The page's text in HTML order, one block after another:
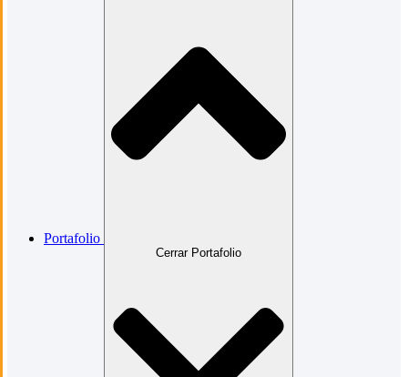
Portafolio
Cerrar Portafolio